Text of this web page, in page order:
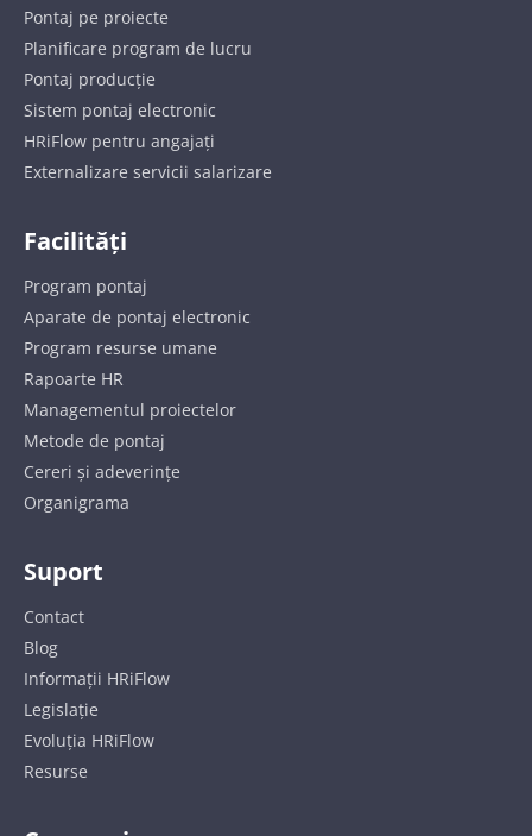
Pontaj pe proiecte
Planificare program de lucru
Pontaj producție
Sistem pontaj electronic
HRiFlow pentru angajați
Externalizare servicii salarizare
Facilități
Program pontaj
Aparate de pontaj electronic
Program resurse umane
Rapoarte HR
Managementul proiectelor
Metode de pontaj
Cereri și adeverințe
Organigrama
Suport
Contact
Blog
Informații HRiFlow
Legislație
Evoluția HRiFlow
Resurse